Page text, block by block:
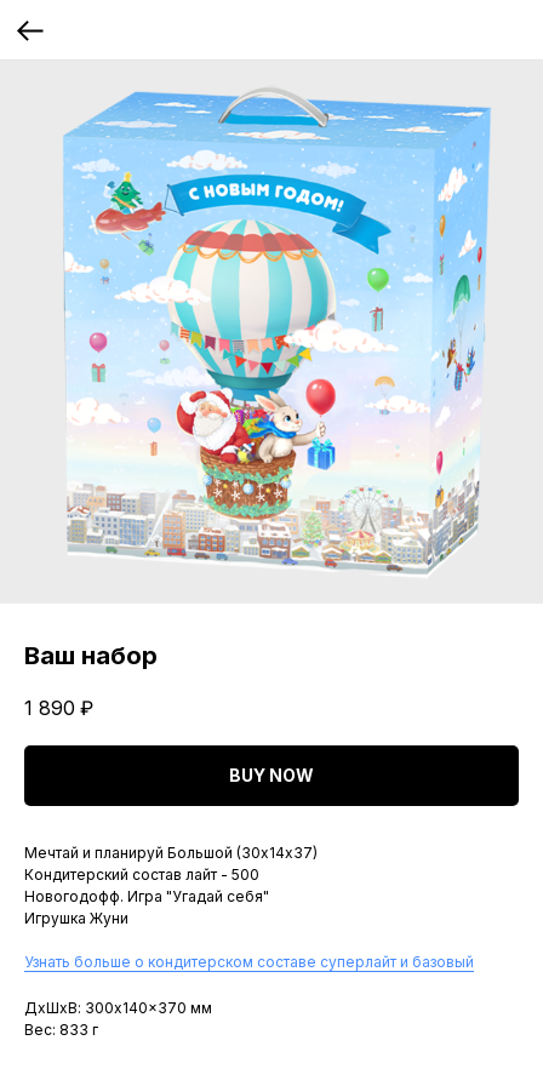
Ваш набор
1 890 ₽
BUY NOW
Мечтай и планируй Большой (30х14х37)
Кондитерский состав лайт - 500
Новогодофф. Игра "Угадай себя"
Игрушка Жуни
Узнать больше о кондитерском составе суперлайт и базовый
ДxШxВ: 300x140x370 мм
Вес: 833 г